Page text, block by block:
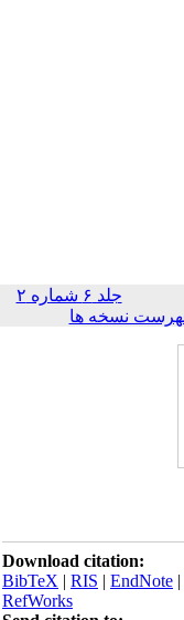
جلد ۶ شماره ۲
نسخه ها
Download citation:
BibTeX|RIS|
RefWorks